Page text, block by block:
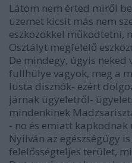
Látom nem érted miről
üzemet kicsit más nem
eszközökkel működtetni,
Osztályt megfelelő
De mindegy, úgyis neked
fullhülye vagyok, meg a
lusta disznók- ezért
járnak ügyeletről-
mindenkinek
- no és emiatt
Nyilván az egészségügy
felelősségteljes terület,